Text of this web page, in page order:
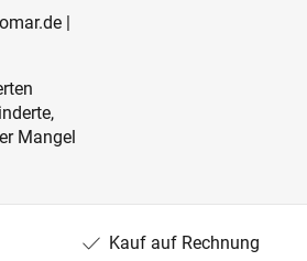
|
Mangel
Kauf auf Rechnung